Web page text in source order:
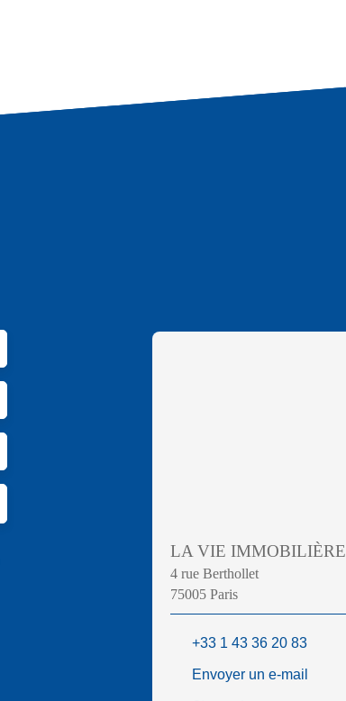
LA VIE IMMOBILIÈRE
4 rue Berthollet
75005 Paris
+33 1 43 36 20 83
Envoyer un e-mail